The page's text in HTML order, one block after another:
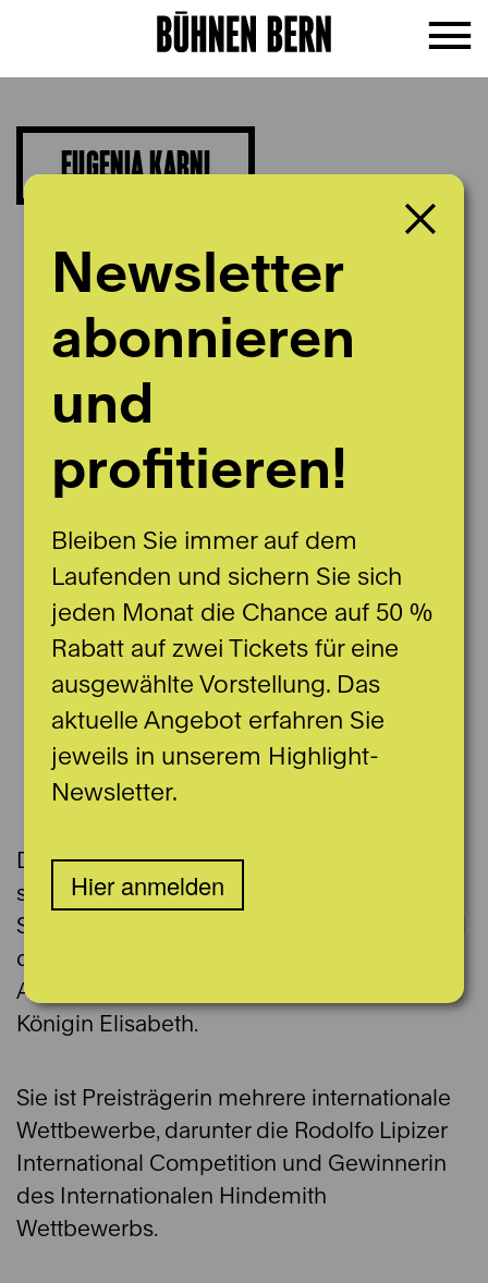
EUGENIA KARNI
© Caspar Martig
Die belgische Geigerin Eugenia Karni
stammt aus einer Musikerfamilie. Ihr
Studium absolvierte sie bei Zakhar Bron and
der Hochschule für Musik in Köln und bei
Augustin Dumay an der Musikkapelle
Königin Elisabeth.
Sie ist Preisträgerin mehrere internationale
Wettbewerbe, darunter die Rodolfo Lipizer
International Competition und Gewinnerin
des Internationalen Hindemith
Wettbewerbs.
Newsletter
abonnieren
und
profitieren!
Bleiben Sie immer auf dem
Laufenden und sichern Sie sich
jeden Monat die Chance auf 50 %
Rabatt auf zwei Tickets für eine
ausgewählte Vorstellung. Das
aktuelle Angebot erfahren Sie
jeweils in unserem Highlight-
Newsletter.
Hier anmelden